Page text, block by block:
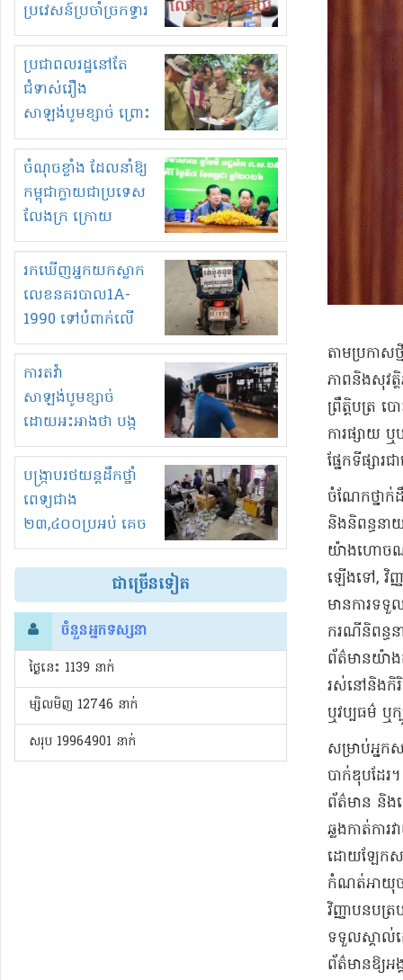
ប្រវេសន៍ប្រចាំច្រកទ្វារ
ព្រំដែនភ្នំឌិន និងឈ្មួញ
មួយចំនួនទៀត
កំពង់តែគុបគិតគ្នា
ធ្វើសកម្មភាពរកស៊ីនិង
ស្តុកទំនិញគេចពន្ធ?
ប្រជាពលរដ្ឋនៅតែ
ជំទាស់រឿង
សាឡង់បូមខ្សាច់ ព្រោះ
ខ្លាចបាក់ច្រាំងទៀត!
ចំណុចខ្លាំង ដែលនាំឱ្យ
កម្ពុជាក្លាយជាប្រទេស
លែងក្រ ក្រោយ
ឆ្នាំ២០៣០
រកឃើញអ្នកយកស្លាក
លេខនគរបាល1A-
1990 ទៅបំពាក់លើ
ម៉ូតូរបស់ខ្លួន ដាកផ្លាក
រត់ឌុបហើយ
ការតវ៉ា
សាឡង់បូមខ្សាច់
ដោយអះអាងថា បង្ក
បាក់ច្រាំងទន្លេ និង
រំខានទាំងយប់ទាំងថ្ងៃ
បង្ក្រាបរថយន្តដឹកថ្នាំ
ពេទ្យជាង
២៣,៤០០ប្រអប់ គេច
ពន្ធនិងអត់ច្បាប់នាំ
ចូល!?
ជាច្រើនទៀត
ចំនួនអ្នកទស្សនា
ថ្ងៃនេះ​ 1139 នាក់
ម្សិលមិញ 12746 នាក់
សរុប 19964901 នាក់
តាមប្រកាស
ភាពនិងសុវត្
ព្រឹត្តិបត្រ ប
ការផ្សាយ ឬ
ផ្នែកទីផ្សារ
ចំណែកថ្នាក់
និងនិពន្ធនា
យ៉ាងហោចណ
ឡើងទៅ, វិញ្
មានការទទួ
ករណីនិពន្ធន
ព័ត៌មានយ៉ា
រស់នៅនិងកិរិ
ឬវប្បធម៌ ឬក្
សម្រាប់អ្ន
បាក់ឌុបដែរ
ព័ត៌មាន និង
ឆ្លងកាត់កា
ដោយឡែកសម្
កំណត់អាយុច
វិញ្ញាបនបត្
ទទួលស្គាល់ដ
ព័ត៌មានឱ្យអ